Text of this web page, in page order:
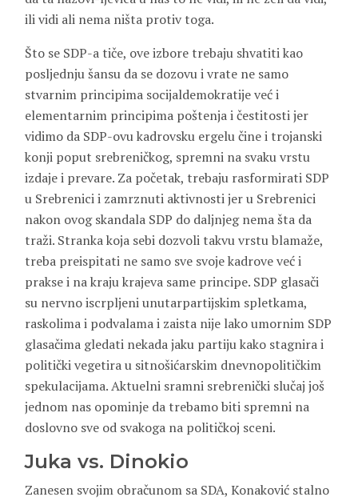
ili vidi ali nema ništa protiv toga.
Što se SDP-a tiče, ove izbore trebaju shvatiti kao
posljednju šansu da se dozovu i vrate ne samo
stvarnim principima socijaldemokratije već i
elementarnim principima poštenja i čestitosti jer
vidimo da SDP-ovu kadrovsku ergelu čine i trojanski
konji poput srebreničkog, spremni na svaku vrstu
izdaje i prevare. Za početak, trebaju rasformirati SDP
u Srebrenici i zamrznuti aktivnosti jer u Srebrenici
nakon ovog skandala SDP do daljnjeg nema šta da
traži. Stranka koja sebi dozvoli takvu vrstu blamaže,
treba preispitati ne samo sve svoje kadrove već i
prakse i na kraju krajeva same principe. SDP glasači
su nervno iscrpljeni unutarpartijskim spletkama,
raskolima i podvalama i zaista nije lako umornim SDP
glasačima gledati nekada jaku partiju kako stagnira i
politički vegetira u sitnošićarskim dnevnopolitičkim
spekulacijama. Aktuelni sramni srebrenički slučaj još
jednom nas opominje da trebamo biti spremni na
doslovno sve od svakoga na političkoj sceni.
Juka vs. Dinokio
Zanesen svojim obračunom sa SDA, Konaković stalno